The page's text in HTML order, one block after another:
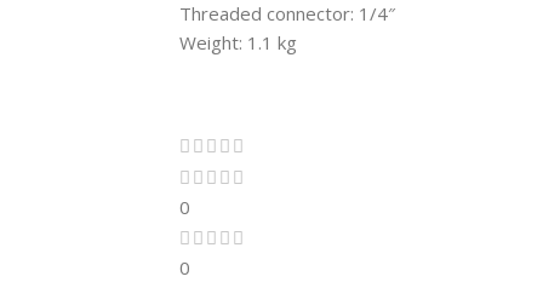
Threaded connector: 1/4″
Weight: 1.1 kg
0
0